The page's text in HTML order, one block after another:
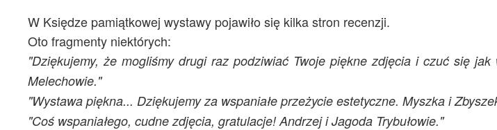
W Księdze pamiątkowej wystawy pojawiło się kilka stron recenzji.
Oto fragmenty niektórych:
"Dziękujemy, że mogliśmy drugi raz podziwiać Twoje piękne zdjęcia i czuć się
Melechowie."
"Wystawa piękna... Dziękujemy za wspaniałe przeżycie estetyczne. Myszka i
"Coś wspaniałego, cudne zdjęcia, gratulacje! Andrzej i Jagoda Trybułowie."